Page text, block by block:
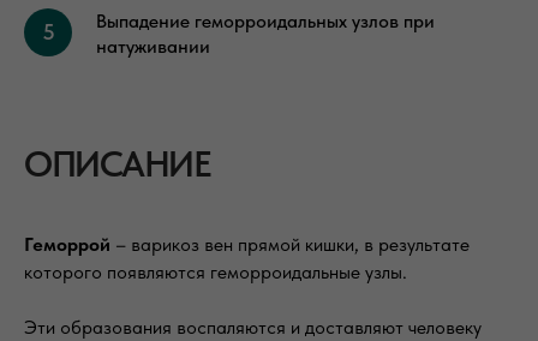
Выпадение геморроидальных узлов при
натуживании
ОПИСАНИЕ
Геморрой – варикоз вен прямой кишки, в результате
которого появляются геморроидальные узлы.
Эти образования воспаляются и доставляют человеку